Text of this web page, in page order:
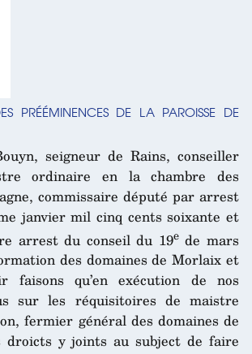
PRÉÉMINENCES DE LA PAROISSE DE
seigneur de Rains, conseiller
ordinaire en la chambre des
commissaire député par arrest
janvier mil cinq cents soixante et
arrest du conseil du 19ede mars
des domaines de Morlaix et
faisons qu’en exécution de nos
sur les réquisitoires de maistre
fermier général des domaines de
droicts y joints au subject de faire